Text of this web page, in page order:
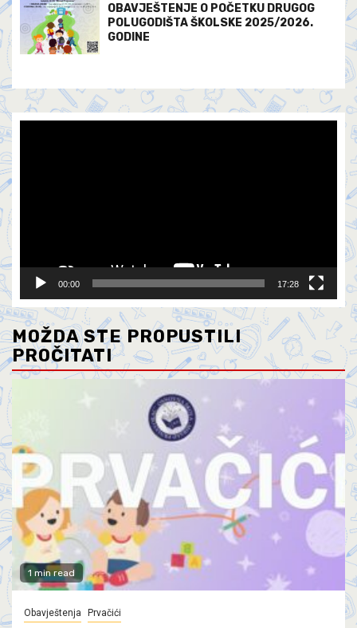
OBAVJEŠTENJE O POČETKU DRUGOG
POLUGODIŠTA ŠKOLSKE 2025/2026.
GODINE
00:00 17:28
MOŽDA STE PROPUSTILI
PROČITATI
1 min read
Obavještenja Prvačići